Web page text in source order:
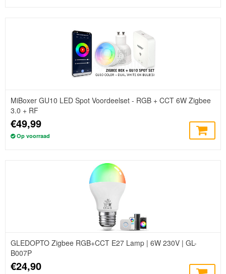
MiBoxer GU10 LED Spot Voordeelset - RGB + CCT 6W Zigbee
3.0 + RF
€49,99
Op voorraad
GLEDOPTO Zigbee RGB+CCT E27 Lamp | 6W 230V | GL-
B007P
€24,90